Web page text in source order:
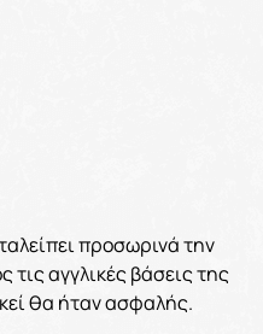
προσωρινά την
τις αγγλικές βάσεις της
θα ήταν ασφαλής.